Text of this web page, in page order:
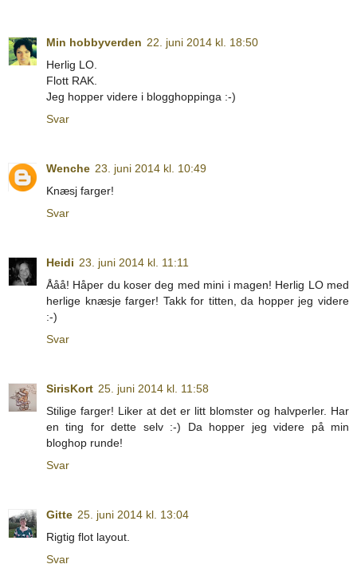
Min hobbyverden 22. juni 2014 kl. 18:50
Herlig LO.
Flott RAK.
Jeg hopper videre i blogghoppinga :-)
Svar
Wenche 23. juni 2014 kl. 10:49
Knæsj farger!
Svar
Heidi 23. juni 2014 kl. 11:11
Ååå! Håper du koser deg med mini i magen! Herlig LO med
herlige knæsje farger! Takk for titten, da hopper jeg videre
:-)
Svar
SirisKort 25. juni 2014 kl. 11:58
Stilige farger! Liker at det er litt blomster og halvperler. Har
en ting for dette selv :-) Da hopper jeg videre på min
bloghop runde!
Svar
Gitte 25. juni 2014 kl. 13:04
Rigtig flot layout.
Svar